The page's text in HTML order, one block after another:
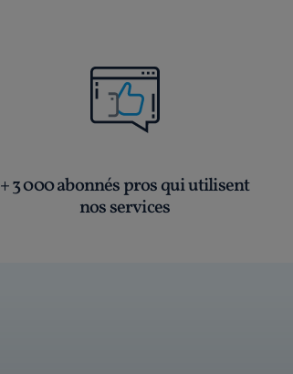
+ 3 000 abonnés pros qui utilisent
nos services